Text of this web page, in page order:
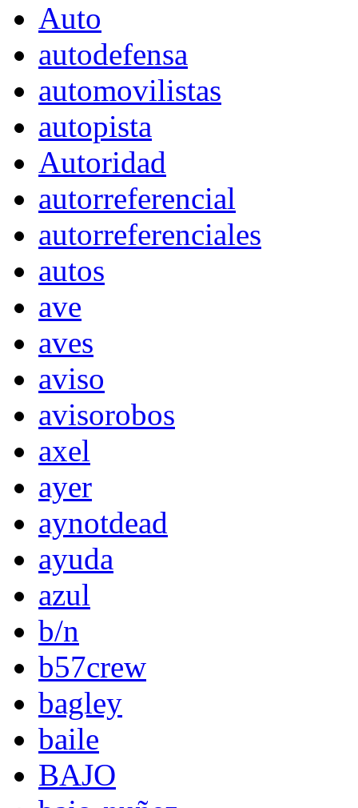
Auto
autodefensa
automovilistas
autopista
Autoridad
autorreferencial
autorreferenciales
autos
ave
aves
aviso
avisorobos
axel
ayer
aynotdead
ayuda
azul
b/n
b57crew
bagley
baile
BAJO